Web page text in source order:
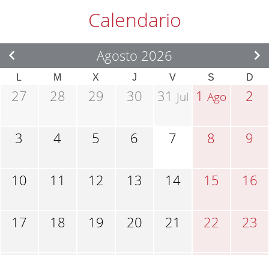
Calendario
Agosto 2026
L M X J V S D
27 28 29 30 31 Jul 1Ago 2
3 4 5 6 7 8 9
10 11 12 13 14 15 16
17 18 19 20 21 22 23